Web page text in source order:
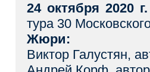
24 октября 2020 г.
тура 30
Жюри:
Виктор Галустян,